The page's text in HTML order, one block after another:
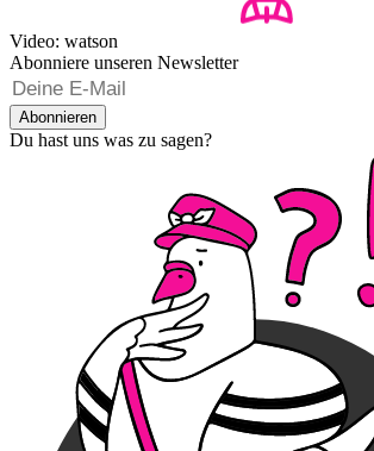
Video: watson
Abonniere unseren Newsletter
Abonnieren
Du hast uns was zu sagen?